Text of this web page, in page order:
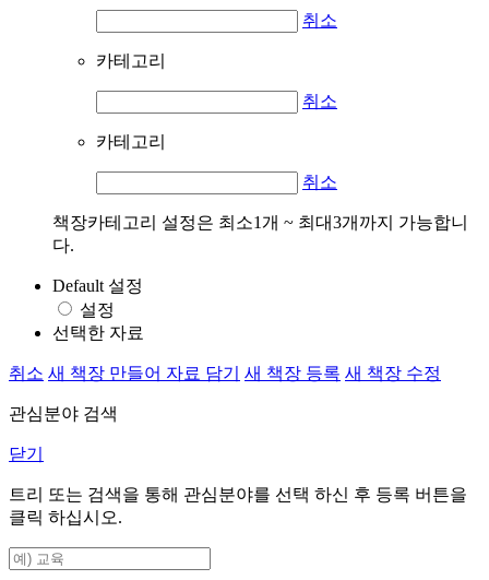
취소
카테고리
취소
카테고리
취소
책장카테고리 설정은 최소1개 ~ 최대3개까지 가능합니
다.
Default 설정
설정
선택한 자료
취소 새 책장 만들어 자료 담기 새 책장 등록 새 책장 수정
관심분야 검색
닫기
트리 또는 검색을 통해 관심분야를 선택 하신 후 등록 버튼을
클릭 하십시오.